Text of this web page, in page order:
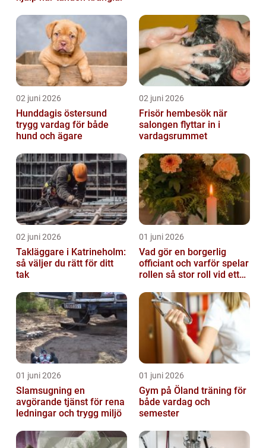
02 juni 2026
Hunddagis östersund
trygg vardag för både
hund och ägare
02 juni 2026
Frisör hembesök när
salongen flyttar in i
vardagsrummet
02 juni 2026
Takläggare i Katrineholm:
så väljer du rätt för ditt
tak
01 juni 2026
Vad gör en borgerlig
officiant och varför spelar
rollen så stor roll vid ett
01 juni 2026
Slamsugning en
avgörande tjänst för rena
ledningar och trygg miljö
01 juni 2026
Gym på Öland träning för
både vardag och
semester